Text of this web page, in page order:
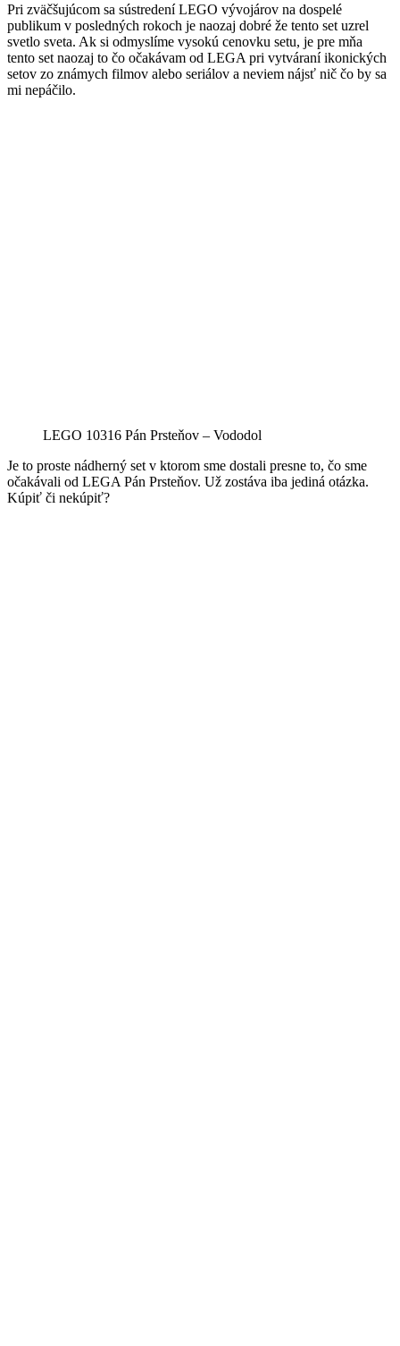
Pri zväčšujúcom sa sústredení LEGO vývojárov na dospelé
publikum v posledných rokoch je naozaj dobré že tento set uzrel
svetlo sveta. Ak si odmyslíme vysokú cenovku setu, je pre mňa
tento set naozaj to čo očakávam od LEGA pri vytváraní ikonických
setov zo známych filmov alebo seriálov a neviem nájsť nič čo by sa
mi nepáčilo.
LEGO 10316 Pán Prsteňov – Vododol
Je to proste nádherný set v ktorom sme dostali presne to, čo sme
očakávali od LEGA Pán Prsteňov. Už zostáva iba jediná otázka.
Kúpiť či nekúpiť?